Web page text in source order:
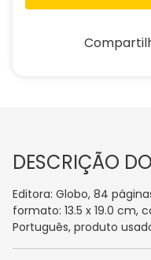
DESCRIÇÃO
Editora: Globo, 84
formato: 13.5 x 19.0 cm,
Português, produto